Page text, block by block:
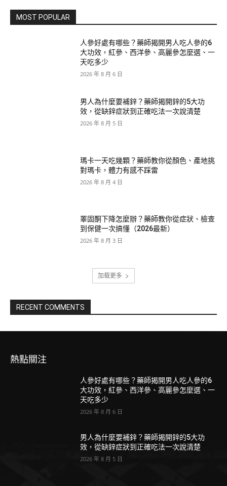
MOST POPULAR
人參好處有哪些？藥師揭開男人吃人參的6
大功效，紅參、西洋參、高麗參怎麼選、一
天吃多少
2026 年 8 月 6 日
男人為什麼要補鋅？藥師揭開鋅的5大功
效，從缺鋅症狀到正確吃法一次說清楚
2026 年 8 月 5 日
瑪卡一天吃幾顆？藥師教你從顏色、產地挑
對瑪卡，體力有感不踩雷
2026 年 8 月 4 日
睪固酮下降怎麼辦？藥師教你從症狀、檢查
到保健一次搞懂（2026最新）
2026 年 8 月 3 日
加载更多
RECENT COMMENTS
熱點關注
人參好處有哪些？藥師揭開男人吃人參的6
大功效，紅參、西洋參、高麗參怎麼選、一
天吃多少
2026 年 8 月 6 日
男人為什麼要補鋅？藥師揭開鋅的5大功
效，從缺鋅症狀到正確吃法一次說清楚
2026 年 8 月 5 日